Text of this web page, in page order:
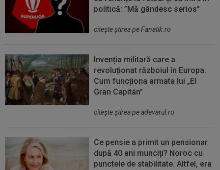
politică: ”Mă gândesc serios"
citeşte ştirea pe Fanatik.ro
Invenția militară care a
revoluționat războiul în Europa.
Cum funcționa armata lui „El
Gran Capitán”
citeşte ştirea pe adevarul.ro
Ce pensie a primit un pensionar
după 40 ani munciți? Noroc cu
punctele de stabilitate. Altfel, era